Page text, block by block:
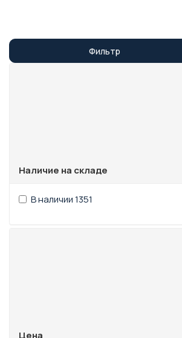
Фильтр
Наличие на складе
В наличии1351
Цена